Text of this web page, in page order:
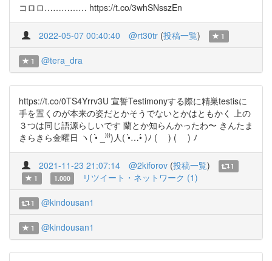
コロロ…………… https://t.co/3whSNsszEn
2022-05-07 00:40:40 @rt30tr (投稿一覧) 1
1 @tera_dra
https://t.co/0TS4Yrrv3U 宣誓Testimonyする際に精巣testisに
手を置くのが本来の姿だとかそうでないとかはともかく 上の
３つは同じ語源らしいです 蘭とか知らんかったわ〜 きんたま
きらきら金曜日 ヽ( •̀ _⁾⁾⁾)人( •̀…•́ )ﾉ ( ) ( ) ﾉ
2021-11-23 21:07:14 @2kiforov (投稿一覧)
1
1
1.000 リツイート・ネットワーク (1)
1 @kindousan1
1 @kindousan1